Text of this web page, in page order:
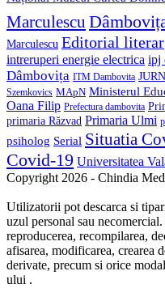
Marculescu
Marculescu Editorial literar
intreruperi energie electrica ipj
Dâmbovița ITM Dambovita
Szemkovics MApN Ministerul
Oana Filip Prefectura dambovita
primaria Răzvad Primaria Ulmi
psiholog Serial Situatia
Covid-19 Universitatea
Copyright 2026 - Chindia
Utilizatorii pot descarca si
uzul personal sau
reproducerea, recompilarea,
afisarea, modificarea, crearea
derivate, precum si orice
ului .